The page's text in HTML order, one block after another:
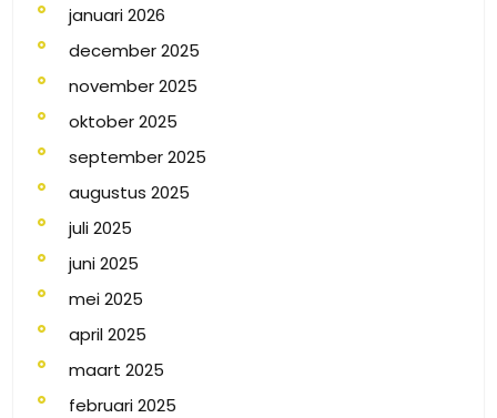
januari 2026
december 2025
november 2025
oktober 2025
september 2025
augustus 2025
juli 2025
juni 2025
mei 2025
april 2025
maart 2025
februari 2025